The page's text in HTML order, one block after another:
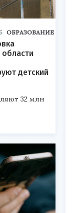
ОБРАЗОВАНИЕ
области
детский
32 млн